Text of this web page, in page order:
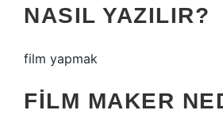
NASIL YAZILIR?
film yapmak
FILM MAKER